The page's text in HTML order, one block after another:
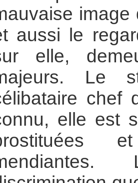
aussi le
elle,
Le
chef
elle est